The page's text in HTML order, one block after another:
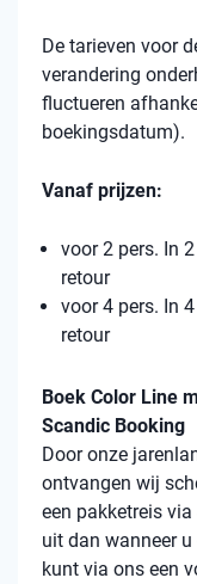
De tarieven voor
verandering
fluctueren
boekingsdatum).
Vanaf prijzen:
voor 2 pers. In
retour
voor 4 pers. In
retour
Boek Color Line
Scandic Booking
Door onze
ontvangen wij
een pakketreis
uit dan wanneer
kunt via ons een